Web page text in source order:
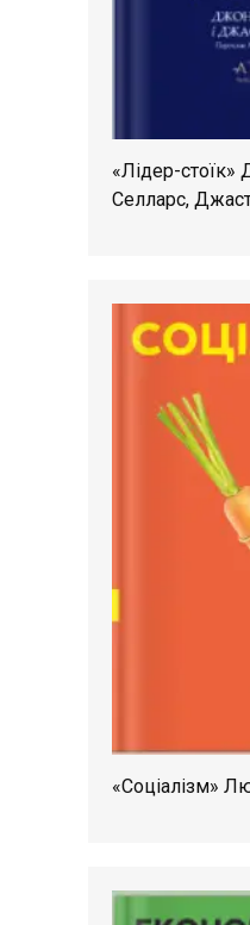
«Лідер-
Селларс,
«Соціалізм»